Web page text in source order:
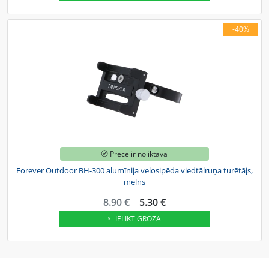
-40%
Prece ir noliktavā
Forever Outdoor BH-300 alumīnija velosipēda viedtālruņa turētājs,
melns
8.90 € 5.30 €
IELIKT GROZĀ